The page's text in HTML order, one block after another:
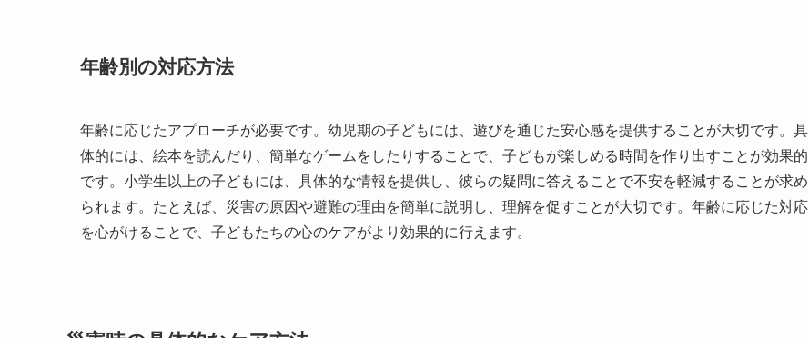
年齢別の対応方法
年齢に応じたアプローチが必要です。幼児期の子どもには、遊びを通じた安心感を提供することが大切です。具
体的には、絵本を読んだり、簡単なゲームをしたりすることで、子どもが楽しめる時間を作り出すことが効果的
です。小学生以上の子どもには、具体的な情報を提供し、彼らの疑問に答えることで不安を軽減することが求め
られます。たとえば、災害の原因や避難の理由を簡単に説明し、理解を促すことが大切です。年齢に応じた対応
を心がけることで、子どもたちの心のケアがより効果的に行えます。